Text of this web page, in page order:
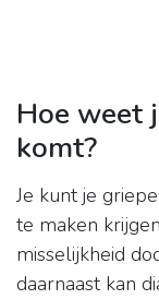
Hoe weet
komt?
Je kunt je
te maken
misselijkheid
daarnaast kan